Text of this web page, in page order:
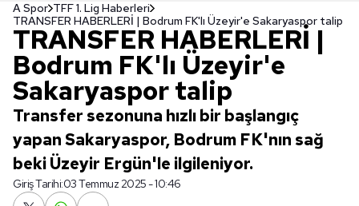
A Spor TFF 1. Lig Haberleri
TRANSFER HABERLERİ | Bodrum FK'lı Üzeyir'e Sakaryaspor talip
TRANSFER HABERLERİ |
Bodrum FK'lı Üzeyir'e
Sakaryaspor talip
Transfer sezonuna hızlı bir başlangıç
yapan Sakaryaspor, Bodrum FK'nın sağ
beki Üzeyir Ergün'le ilgileniyor.
Giriş Tarihi:03 Temmuz 2025 - 10:46